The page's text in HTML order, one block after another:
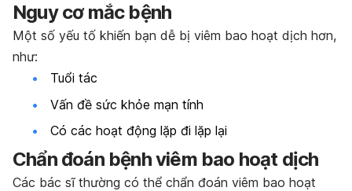
Nguy cơ mắc bệnh
Một số yếu tố khiến bạn dễ bị viêm bao hoạt dịch hơn,
như:
Tuổi tác
Vấn đề sức khỏe mạn tính
Có các hoạt động lặp đi lặp lại
Chẩn đoán bệnh viêm bao hoạt dịch
Các bác sĩ thường có thể chẩn đoán viêm bao hoạt